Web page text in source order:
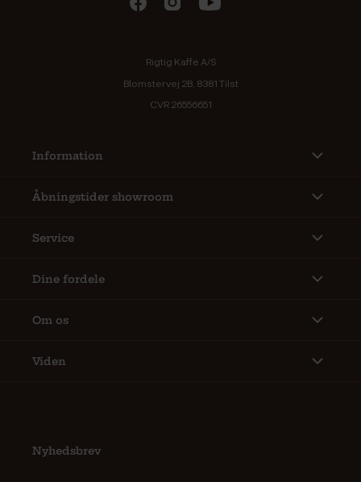
Rigtig Kaffe A/S
Blomstervej 2B, 8381 Tilst
CVR 26556651
Information
Åbningstider showroom
Service
Dine fordele
Om os
Viden
Nyhedsbrev